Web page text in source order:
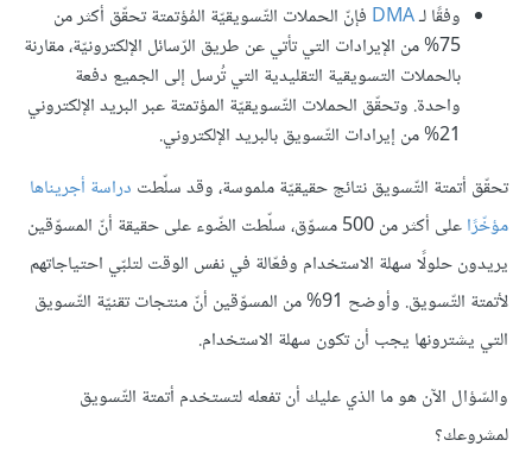
وفقًا لـDMA فإنّ الحملات التّسويقيّة المُؤتمتة تحقّق أكثر من
75% من الإيرادات التي تأتي عن طريق الرّسائل الإلكترونيّة، مقارنة
بالحملات التسويقية التقليدية التي تُرسل إلى الجميع دفعة
واحدة. وتحقّق الحملات التّسويقيّة المؤتمتة عبر البريد الإلكتروني
21% من إيرادات التّسويق بالبريد الإلكتروني.
تحقّق أتمتة التّسويق نتائج حقيقيّة ملموسة، وقد سلّطت دراسة أجريناها
مؤخّرًا
على أكثر من 500 مسوّق، سلّطت الضّوء على حقيقة أنّ المسوّقين
يريدون حلولًا سهلة الاستخدام وفعّالة في نفس الوقت لتلبّي احتياجاتهم
لأتمتة التّسويق. وأوضح 91% من المسوّقين أنّ منتجات تقنيّة التّسويق
التي يشترونها يجب أن تكون سهلة الاستخدام.
والسّؤال الآن هو ما الذي عليك أن تفعله لتستخدم أتمتة التّسويق
لمشروعك؟